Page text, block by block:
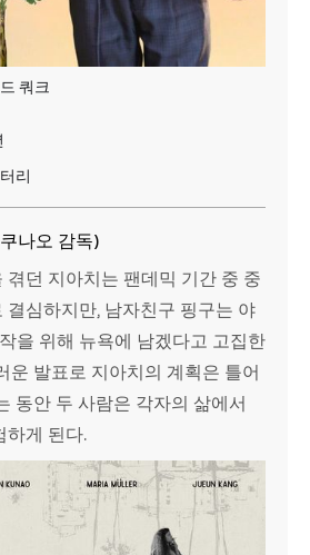
쿼크
리
나오 감독)
겪던 지아치는 팬데믹 기간 중 중
결심하지만, 남자친구 핑구는 야
을 위해 뉴욕에 남겠다고 고집한
운 발표로 지아치의 계획은 틀어
동안 두 사람은 각자의 삶에서
하게 된다.